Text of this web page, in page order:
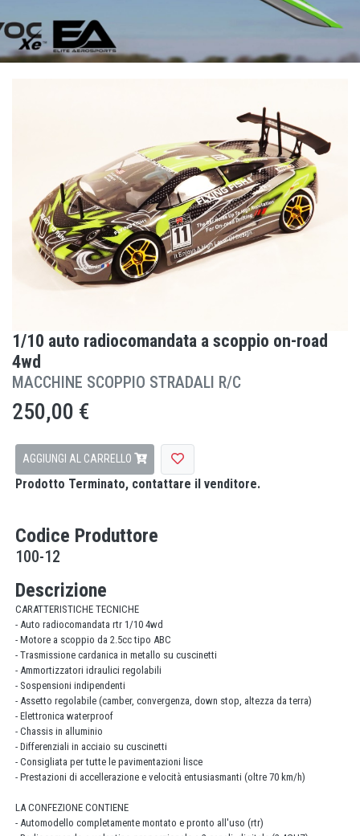
1/10 auto radiocomandata a scoppio on-road
4wd
MACCHINE SCOPPIO STRADALI R/C
250,00 €
AGGIUNGI AL CARRELLO
Prodotto Terminato, contattare il venditore.
Codice Produttore
100-12
Descrizione
CARATTERISTICHE TECNICHE
- Auto radiocomandata rtr 1/10 4wd
- Motore a scoppio da 2.5cc tipo ABC
- Trasmissione cardanica in metallo su cuscinetti
- Ammortizzatori idraulici regolabili
- Sospensioni indipendenti
- Assetto regolabile (camber, convergenza, down stop, altezza da terra)
- Elettronica waterproof
- Chassis in alluminio
- Differenziali in acciaio su cuscinetti
- Consigliata per tutte le pavimentazioni lisce
- Prestazioni di accellerazione e velocità entusiasmanti (oltre 70 km/h)
LA CONFEZIONE CONTIENE
- Automodello completamente montato e pronto all'uso (rtr)